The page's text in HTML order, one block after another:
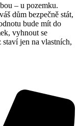
– u pozemku.
dům bezpečně stát,
bude mít do
vyhnout se
jen na vlastních,